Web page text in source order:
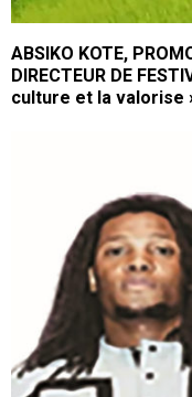
ABSIKO KOTE,
DIRECTEUR DE
culture et la valorise